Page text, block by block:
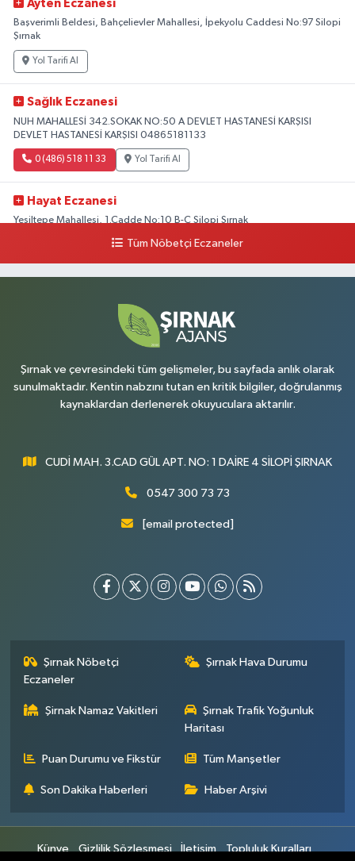
Ayten Eczanesi
Başverimli Beldesi, Bahçelievler Mahallesi, İpekyolu Caddesi No:97 Silopi
Şırnak
Yol Tarifi Al
Sağlık Eczanesi
NUH MAHALLESİ 342.SOKAK NO:50 A DEVLET HASTANESİ KARŞISI
DEVLET HASTANESİ KARŞISI 04865181133
0 (486) 518 11 33 Yol Tarifi Al
Hayat Eczanesi
Yeşiltepe Mahallesi, 1.Cadde No:10 B-C Silopi Şırnak
Yol Tarifi Al
Yenişehir Mahallesi, 8.Cadde No:53 A Silopi Şırnak
Yol Tarifi Al
Tüm Nöbetçi Eczaneler
Şırnak ve çevresindeki tüm gelişmeler, bu sayfada anlık olarak
sunulmaktadır. Kentin nabzını tutan en kritik bilgiler, doğrulanmış
kaynaklardan derlenerek okuyuculara aktarılır.
CUDİ MAH. 3.CAD GÜL APT. NO: 1 DAİRE 4 SİLOPİ ŞIRNAK
0547 300 73 73
[email protected]
Şırnak Nöbetçi
Eczaneler
Şırnak Hava Durumu
Şirnak Namaz Vakitleri
Şırnak Trafik Yoğunluk
Haritası
Puan Durumu ve Fikstür Tüm Manşetler
Son Dakika Haberleri Haber Arşivi
Künye Gizlilik Sözleşmesi İletişim
Topluluk Kuralları